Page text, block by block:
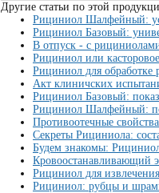
Другие статьи по этой
Рициниол Шалфейный:
Рициниол Базовый:
В отпуск - с
Рициниол или
Рициниол для обработке
Акт клиничских
Рициниол Базовый:
Рициниол Шалфейный:
Противоотечные
Секреты Рициниола:
Будем знакомы:
Кровоостанавливающий
Рициниол для
Рициниол: рубцы и